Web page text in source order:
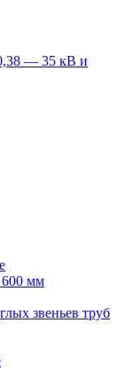
— 35 кВ и
600 мм
звеньев труб